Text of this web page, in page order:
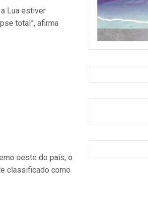
Lua estiver
total”, afirma
oeste do país, o
classificado como